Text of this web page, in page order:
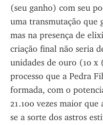
(seu ganho) com seu
uma transmutação que
mas na presença de
criação final não seria
unidades de ouro (10
processo que a Pedra
formada, com o
21.100 vezes maior
se a sorte dos astros